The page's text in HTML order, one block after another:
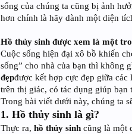
sống của chúng ta cũng bị ảnh
hơn chính là hãy dành một diện
Hồ thủy sinh được xem là một
Cuộc sống hiện đại xô bồ khiến
sống” cho nhà của bạn thì không
đẹpđược kết hợp cực đẹp giữa
trên thị giác, có tác dụng giúp
Trong bài viết dưới này, chúng ta
1. Hồ thủy sinh là gì?
Thực ra, hồ thủy sinh cũng là một